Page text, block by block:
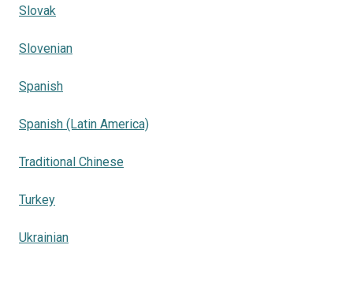
Slovak
Slovenian
Spanish
Spanish (Latin America)
Traditional Chinese
Turkey
Ukrainian